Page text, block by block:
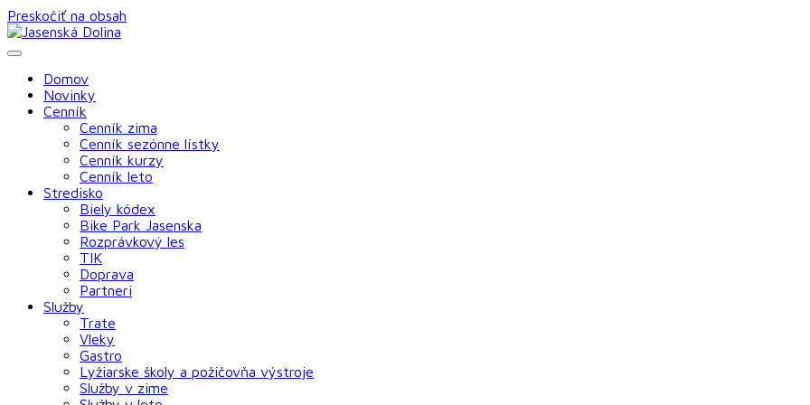
Preskočiť na obsah
Domov
Novinky
Cenník
Cenník zima
Cenník sezónne lístky
Cenník kurzy
Cenník leto
Stredisko
Biely kódex
Bike Park Jasenska
Rozprávkový les
TIK
Doprava
Partneri
Služby
Trate
Vleky
Gastro
Lyžiarske školy a požičovňa výstroje
Služby v zime